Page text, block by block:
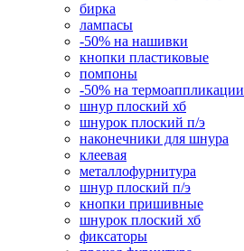
бирка
лампасы
-50% на нашивки
кнопки пластиковые
помпоны
-50% на термоаппликации
шнур плоский хб
шнурок плоский п/э
наконечники для шнура
клеевая
металлофурнитура
шнур плоский п/э
кнопки пришивные
шнурок плоский хб
фиксаторы